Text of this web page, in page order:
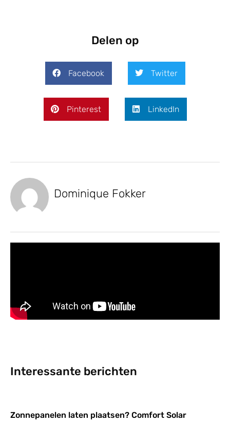
Delen op
Facebook Twitter
Pinterest LinkedIn
Dominique Fokker
Interessante berichten
Zonnepanelen laten plaatsen? Comfort Solar